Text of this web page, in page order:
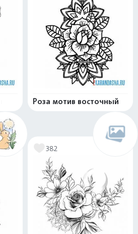
Роза мотив восточный
382